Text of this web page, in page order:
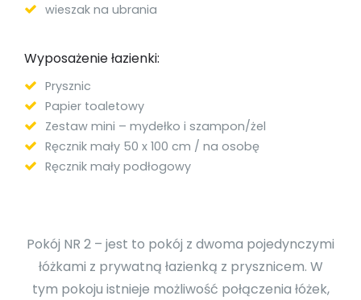
wieszak na ubrania
Wyposażenie łazienki:
Prysznic
Papier toaletowy
Zestaw mini – mydełko i szampon/żel
Ręcznik mały 50 x 100 cm / na osobę
Ręcznik mały podłogowy
Pokój NR 2 – jest to pokój z dwoma pojedynczymi
łóżkami z prywatną łazienką z prysznicem. W
tym pokoju istnieje możliwość połączenia łóżek,